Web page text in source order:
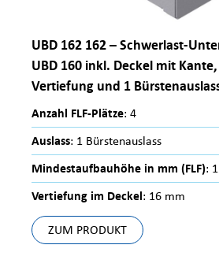
UBD 162 162 – Schwerlast-
UBD 160 inkl. Deckel mit
Vertiefung und 1
Anzahl FLF-Plätze: 4
Auslass: 1 Bürstenauslass
Mindestaufbauhöhe in mm (FLF):
Vertiefung im Deckel: 16 mm
ZUM PRODUKT